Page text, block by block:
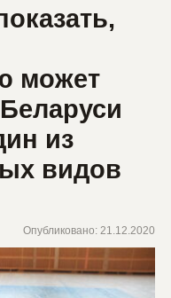
может
из
видов
Опубликовано: 21.12.2020